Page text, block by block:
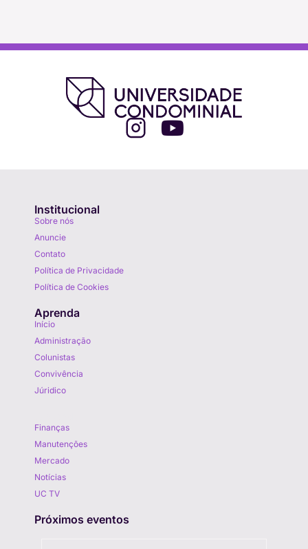
Institucional
Sobre nós
Anuncie
Contato
Política de Privacidade
Política de Cookies
Aprenda
Início
Administração
Colunistas
Convivência
Júridico
Finanças
Manutenções
Mercado
Notícias
UC TV
Próximos eventos